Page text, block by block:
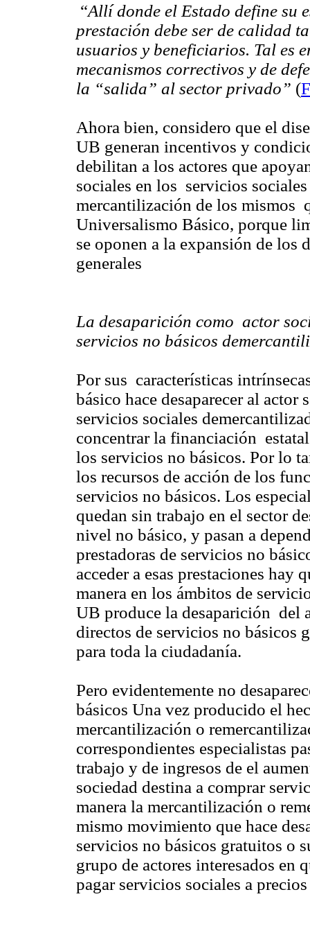
“Allí donde el Estado define su
prestación debe ser de calidad
usuarios y beneficiarios. Tal es
mecanismos correctivos y de
la “salida” al sector privado” (
Ahora bien, considero que el
UB generan incentivos y
debilitan a los actores que
sociales en los servicios
mercantilización de los mismos
Universalismo Básico, porque
se oponen a la expansión de los
generales
La desaparición como actor
servicios no básicos
Por sus características
básico hace desaparecer al
servicios sociales
concentrar la financiación
los servicios no básicos. Por lo
los recursos de acción de los
servicios no básicos. Los
quedan sin trabajo en el sector
nivel no básico, y pasan a
prestadoras de servicios no
acceder a esas prestaciones hay
manera en los ámbitos de
UB produce la desaparición del
directos de servicios no básicos
para toda la ciudadanía.
Pero evidentemente no
básicos Una vez producido el
mercantilización o
correspondientes especialistas
trabajo y de ingresos de el
sociedad destina a comprar
manera la mercantilización o
mismo movimiento que hace
servicios no básicos gratuitos o
grupo de actores interesados en
pagar servicios sociales a